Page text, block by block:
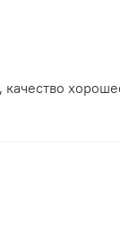
качество